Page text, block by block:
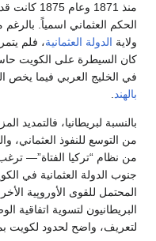
منذ 1871 وعام 1875 كانت قد ضمت إلى
الحكم العثماني اسمياً.
ولاية الدولة العثمانية، فلم
كان السيطرة على الكويت
في الخليج العربي فيما يخص
بالهند.
بالنسبة لبريطانيا، فالتمديد
من التوسع للنفوذ العثماني،
من نظام “تركيا الفتاة”—
جنوب الدولة العثمانية في
المحتمل للقوى الأوروپية
لتعريف، واضح لحدود لكويت